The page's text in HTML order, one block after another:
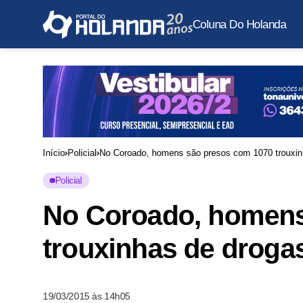
Coluna Do Holanda
Início Policial No Coroado, homens são presos com 1070
Policial
No Coroado,
trouxinhas de
19/03/2015 às 14h05